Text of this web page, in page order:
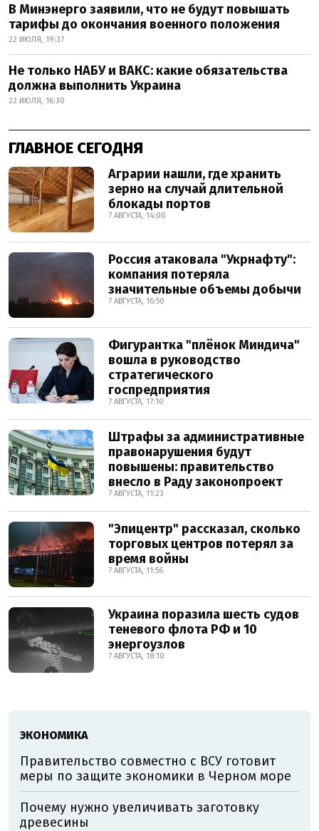
В Минэнерго заявили, что не будут повышать
тарифы до окончания военного положения
22 ИЮЛЯ, 19:37
Не только НАБУ и ВАКС: какие обязательства
должна выполнить Украина
22 ИЮЛЯ, 16:30
ГЛАВНОЕ СЕГОДНЯ
Аграрии нашли, где хранить
зерно на случай длительной
блокады портов
7 АВГУСТА, 14:00
Россия атаковала "Укрнафту":
компания потеряла
значительные объемы добычи
7 АВГУСТА, 16:50
Фигурантка "плёнок Миндича"
вошла в руководство
стратегического
госпредприятия
7 АВГУСТА, 17:10
Штрафы за административные
правонарушения будут
повышены: правительство
внесло в Раду законопроект
7 АВГУСТА, 11:23
"Эпицентр" рассказал, сколько
торговых центров потерял за
время войны
7 АВГУСТА, 11:56
Украина поразила шесть судов
теневого флота РФ и 10
энергоузлов
7 АВГУСТА, 18:10
ЭКОНОМИКА
Правительство совместно с ВСУ готовит
меры по защите экономики в Черном море
Почему нужно увеличивать заготовку
древесины